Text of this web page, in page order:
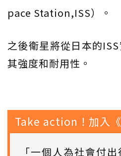
pace Station,ISS）。
之後衛星將從日本的
其強度和耐用性。
Take action！加入《
「一個人為社會付